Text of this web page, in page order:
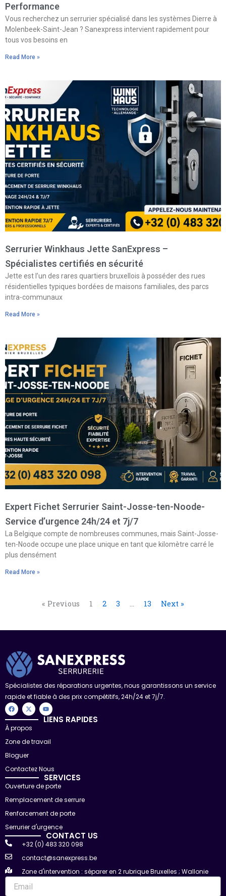
Performance
Vous recherchez un serrurier spécialisé dans les systèmes Dierre à
Molenbeek-Saint-Jean ? Sanexpress intervient rapidement pour
tous vos besoins en
Read More »
Serrurier Winkhaus Jette SanExpress –
Spécialistes certifiés en sécurité
Jette est l’un des rares quartiers bruxellois à posséder des rues
résidentielles typiques bordées de maisons familiales, des parcs
intra-communaux
Read More »
Expert Fichet Serrurier Saint-Josse-ten-Noode-
Service d’urgence 24h/24 et 7j/7
La Belgique compte de nombreuses communes, mais Saint-Josse-
ten-Noode occupe une place unique en tant que kilomètre carré le
plus densément
Read More »
« Previous 1 2 3 … 13 Next »
Spécialistes des réparations urgentes, nous garantissons un service
rapide et fiable à des prix compétitifs, 24h/24 et 7j/7.
F
a
c
b
o
X
-
t
i
t
r
Y
o
u
t
e
LIENS RAPIDES
À propos
Zone de travail
Bloguer
Contactez Nous
SERVICES
Ouverture de porte
Remplacement de serrure
Renforcement de porte
Serrurier d'urgence
CONTACT US
+32 (0) 483 320 098
contact@sanexpress.be
Zone d'intervention : séparer en 2 rubrique Bruxelles ; Wallonie